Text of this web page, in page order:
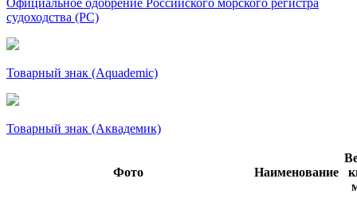
судоходства (РС)
Товарный знак (Aquademic)
Товарный знак (Аквадемик)
Фото Наименование